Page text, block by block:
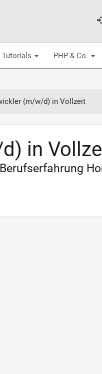
Tutorials PHP & Co.
(m/w/d) in Vollzeit
in